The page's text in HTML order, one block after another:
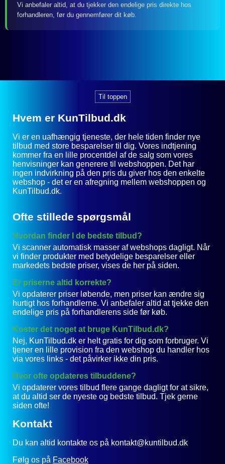
Vi anbefaler altid, at du tjekker den endelige pris direkte hos
forhandleren, før du gennemfører dit køb.
Til toppen
Hvem er KunTilbud.dk
Vi er en uafhængig tjeneste, der hele tiden finder nye
tilbud med store besparelser til dig. Vores indtjening
kommer fra en lille procentdel af de salg som vores
henvisninger kan generere til webshoppen. Det har
ingen indvirkning på den pris du giver hos den enkelte
webshop - det er en afregning mellem webshoppen og
KunTilbud.dk.
Ofte stillede spørgsmål
Hvordan finder I de bedste tilbud?
Vi scanner automatisk masser af webshops dagligt. Når
vi finder produkter med betydelige besparelser eller
markedets bedste priser, vises de her på siden.
Er priserne altid korrekte?
Vi opdaterer priser løbende, men priser kan ændre sig
hurtigt hos forhandlerne. Vi anbefaler altid at tjekke den
endelige pris på forhandlerens side før køb.
Koster det noget at bruge KunTilbud.dk?
Nej, KunTilbud.dk er helt gratis for dig som forbruger. Vi
tjener en lille provision fra den webshop du handler hos
via vores links - det påvirker ikke din pris.
Hvor ofte opdateres tilbuddene?
Vi opdaterer vores tilbud flere gange dagligt for at sikre,
at du altid ser de nyeste og bedste tilbud. Tjek gerne
siden ofte!
Kontakt
Du kan altid kontakte os på kontakt@kuntilbud.dk
Følg os på Facebook